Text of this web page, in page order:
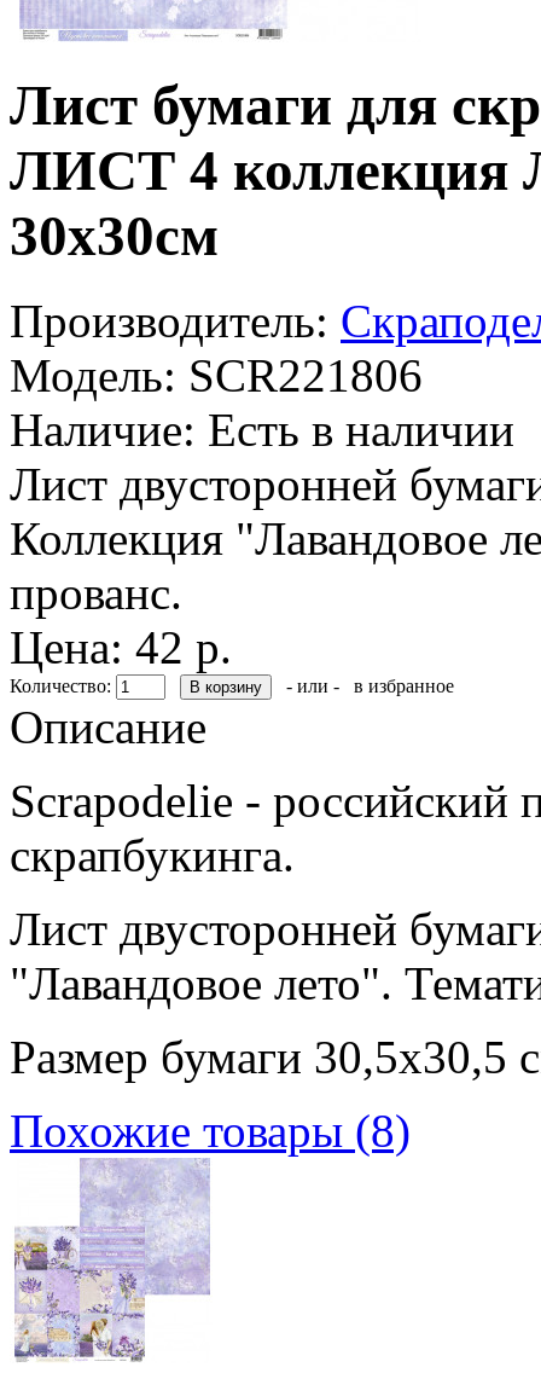
Лист бумаги для
ЛИСТ 4 коллекция
30х30см
Производитель:
Модель: SCR221806
Наличие: Есть в наличии
Лист двусторонней
Коллекция "Лавандовое
прованс.
Цена: 42 р.
Количество: - или - в избранное
Описание
Scrapodelie - российский
скрапбукинга.
Лист двусторонней
"Лавандовое лето".
Размер бумаги 30,5х30,5
Похожие товары (8)